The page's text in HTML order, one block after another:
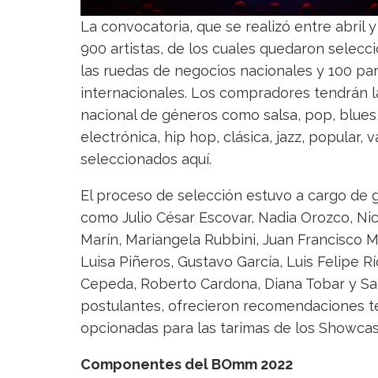
La convocatoria, que se realizó entre abril
900 artistas, de los cuales quedaron
las ruedas de negocios nacionales y 100
internacionales. Los compradores
nacional de géneros como salsa, pop,
electrónica, hip hop, clásica, jazz, popular,
seleccionados aquí.
El proceso de selección estuvo a cargo de
como Julio César Escovar, Nadia Orozco,
Marín, Mariangela Rubbini, Juan Francisco
Luisa Piñeros, Gustavo García, Luis Felipe
Cepeda, Roberto Cardona, Diana Tobar y
postulantes, ofrecieron recomendaciones
opcionadas para las tarimas de los
Componentes del BOmm 2022